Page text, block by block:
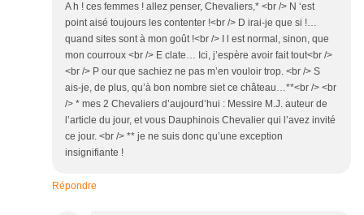
A h ! ces femmes ! allez penser, Chevaliers,* <br /> N ‘est
point aisé toujours les contenter !<br /> D irai-je que si !…
quand sites sont à mon goût !<br /> I l est normal, sinon, que
mon courroux <br /> E clate… Ici, j’espère avoir fait tout<br />
<br /> P our que sachiez ne pas m’en vouloir trop. <br /> S
ais-je, de plus, qu’à bon nombre siet ce château…**<br /> <br
/> * mes 2 Chevaliers d’aujourd’hui : Messire M.J. auteur de
l’article du jour, et vous Dauphinois Chevalier qui l’avez invité
ce jour. <br /> ** je ne suis donc qu’une exception
insignifiante !
Répondre